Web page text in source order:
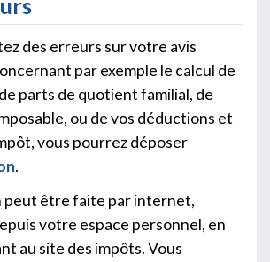
des erreurs sur votre avis
par exemple le calcul de
parts de quotient familial, de
ou de vos déductions et
vous pourrez déposer
.
peut être faite par internet,
votre espace personnel, en
au site des impôts. Vous